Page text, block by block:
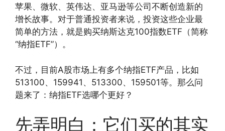
苹果、微软、英伟达、亚马逊等公司不断创造新的
增长故事。对于普通投资者来说，投资这些企业最
简单的方法，就是购买纳斯达克100指数ETF（简称
“纳指ETF”）。
不过，目前A股市场上有多个纳指ETF产品，比如
513100、159941、513300、159501等。那么问
题来了：纳指ETF选哪个更好？
先弄明白：它们买的其实